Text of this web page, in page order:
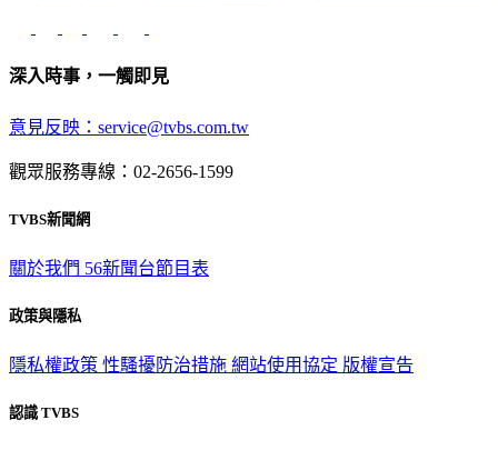
深入時事，一觸即見
意見反映：service@tvbs.com.tw
觀眾服務專線：02-2656-1599
TVBS新聞網
關於我們 56新聞台節目表
政策與隱私
隱私權政策 性騷擾防治措施 網站使用協定 版權宣告
認識 TVBS